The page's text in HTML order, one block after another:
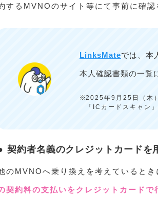
するMVNOのサイト等にて事前に確認
LinksMateでは、本
本人確認書類の一覧
2025年9月25日（木
「ICカードスキャン
契約者名義のクレジットカードを
のMVNOへ乗り換えを考えていると
契約料の支払いをクレジットカードで